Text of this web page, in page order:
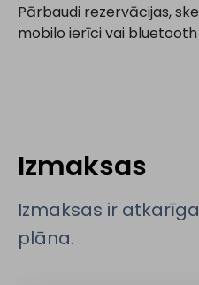
Pārbaudi rezervācijas,
mobilo ierīci vai bluetooth
Izmaksas
Izmaksas ir
plāna.